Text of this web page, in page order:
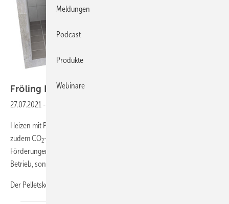
Fröling PE1Pellet
27.07.2021 -
Heizen mit Pellets schont nicht nur die Geldbörse, sondern heizt
zudem CO2-neu-tral und komfortabel. Durch die attraktiven
Förderungen für Biomasseheizkessel spart man nicht nur beim
Betrieb, sondern gleich von Anfang an bei den Investitionskosten.
Der Pelletskessel...
Meldungen
Podcast
Produkte
Webinare